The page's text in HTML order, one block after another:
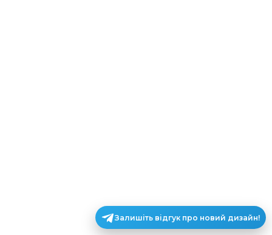
Залишіть відгук про новий дизайн!